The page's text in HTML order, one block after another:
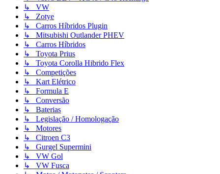
↳ VW
↳ Zotye
↳ Carros Híbridos Plugin
↳ Mitsubishi Outlander PHEV
↳ Carros Híbridos
↳ Toyota Prius
↳ Toyota Corolla Hibrido Flex
↳ Competições
↳ Kart Elétrico
↳ Formula E
↳ Conversão
↳ Baterias
↳ Legislação / Homologação
↳ Motores
↳ Citroen C3
↳ Gurgel Supermini
↳ VW Gol
↳ VW Fusca